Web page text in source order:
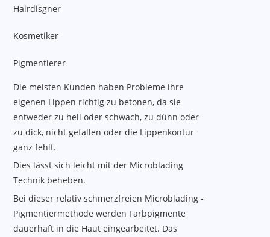
Hairdisgner
Kosmetiker
Pigmentierer
Die meisten Kunden haben Probleme ihre
eigenen Lippen richtig zu betonen, da sie
entweder zu hell oder schwach, zu dünn oder
zu dick, nicht gefallen oder die Lippenkontur
ganz fehlt.
Dies lässt sich leicht mit der Microblading
Technik beheben.
Bei dieser relativ schmerzfreien Microblading -
Pigmentiermethode werden Farbpigmente
dauerhaft in die Haut eingearbeitet. Das